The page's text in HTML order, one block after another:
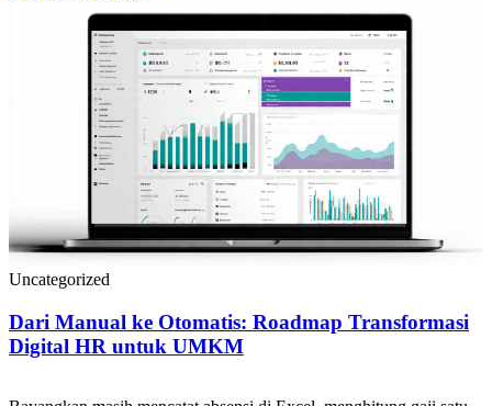
Uncategorized
Dari Manual ke Otomatis: Roadmap Transformasi
Digital HR untuk UMKM